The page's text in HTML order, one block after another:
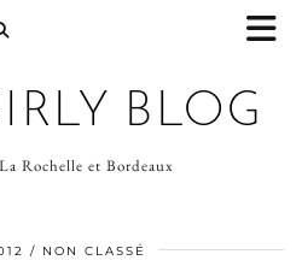
BLOG
Rochelle et Bordeaux
NON CLASSÉ